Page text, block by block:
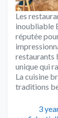
Les
inoubliable
réputée
restaurants
unique qui
La cuisine
traditions
Publié
3